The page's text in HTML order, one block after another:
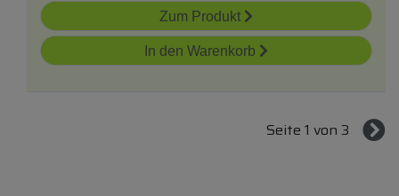
Zum Produkt
In den Warenkorb
Seite 1 von 3